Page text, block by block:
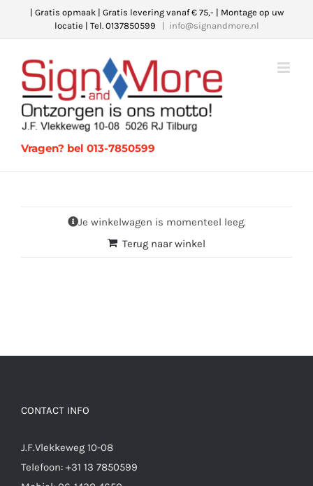
| Gratis opmaak | Gratis levering vanaf € 75,- | Montage op uw
locatie | Tel. 0137850599
info@signandmore.nl
Vragen? bel 013-7850599
Je winkelwagen is momenteel leeg.
Terug naar winkel
CONTACT INFO
J.F.Vlekkeweg 10-08
Telefoon: +31 13 7850599